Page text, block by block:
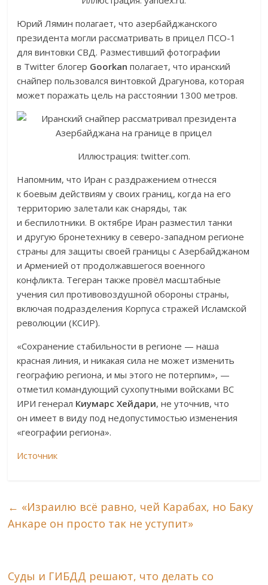
Юрий Лямин полагает, что азербайджанского
президента могли рассматривать в прицел ПСО-1
для винтовки СВД. Разместивший фотографии
в Twitter блогер Goorkanполагает, что иранский
снайпер пользовался винтовкой Драгунова, которая
может поражать цель на расстоянии 1300 метров.
Иллюстрация: twitter.com.
Напомним, что Иран с раздражением отнесся
к боевым действиям у своих границ, когда на его
территорию залетали как снаряды, так
и беспилотники. В октябре Иран разместил танки
и другую бронетехнику в северо-западном регионе
страны для защиты своей границы с Азербайджаном
и Арменией от продолжавшегося военного
конфликта. Тегеран также провёл масштабные
учения сил противовоздушной обороны страны,
включая подразделения Корпуса стражей Исламской
революции (КСИР).
«Сохранение стабильности в регионе — наша
красная линия, и никакая сила не может изменить
географию региона, и мы этого не потерпим», —
отметил командующий сухопутными войсками ВС
ИРИ генерал Киумарс Хейдари, не уточнив, что
он имеет в виду под недопустимостью изменения
«географии региона».
Источник
← «Израилю всё равно, чей Карабах, но Баку
Анкаре он просто так не уступит»
Суды и ГИБДД решают, что делать со